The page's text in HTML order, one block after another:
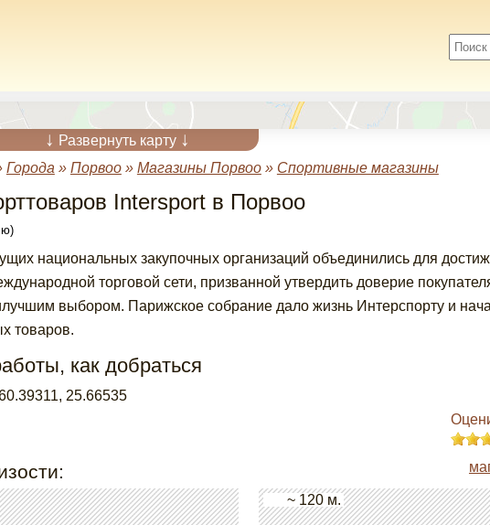
↓ Развернуть карту ↓
Города » Порвоо» Магазины Порвоо» Спортивные магазины
Intersport в Порвоо
национальных закупочных организаций объединились для
торговой сети, призванной утвердить доверие
выбором. Парижское собрание дало жизнь Интерспорту и
товаров.
как добраться
, 25.66535
~ 120 м.